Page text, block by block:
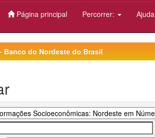
Página principal Percorrer: Ajuda
Banco do Nordeste do Brasil